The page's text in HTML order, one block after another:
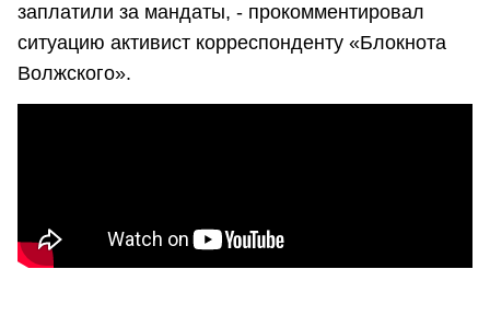
заплатили за мандаты, - прокомментировал
ситуацию активист корреспонденту «Блокнота
Волжского».